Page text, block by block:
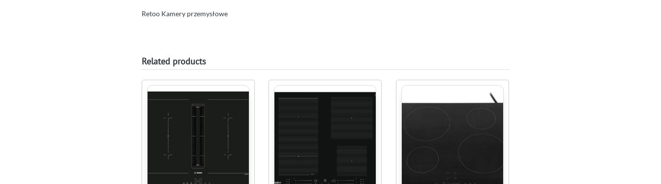
Retoo Kamery przemysłowe
Related products